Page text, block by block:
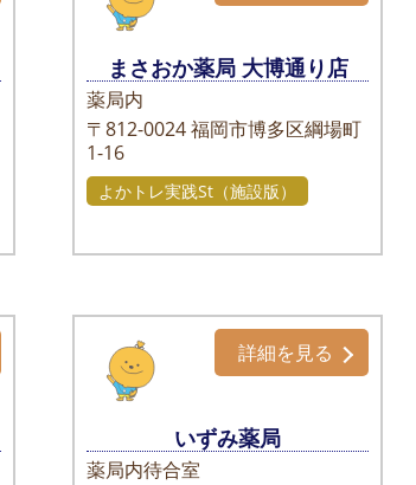
まさおか薬局 大博通り店
薬局内
〒812-0024福岡市博多区綱場町
1-16
よかトレ実践St（施設版）
いずみ薬局
薬局内待合室
詳細を見る